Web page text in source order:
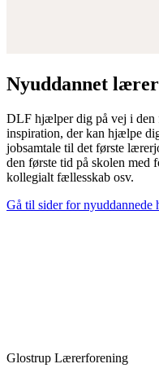
Nyuddannet
DLF hjælper dig på vej i den
inspiration, der kan hjælpe
jobsamtale til det første
den første tid på skolen med
kollegialt fællesskab osv.
Gå til sider for
Glostrup Lærerforening